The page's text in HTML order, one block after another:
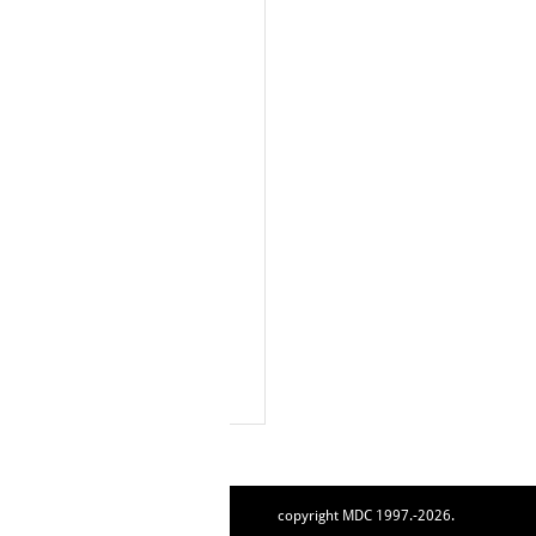
copyright MDC 1997.-2026.